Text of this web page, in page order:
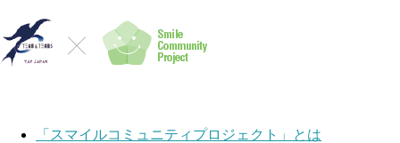
「スマイルコミュニティプロジェクト」とは